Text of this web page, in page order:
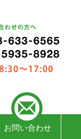
お問い合わせ